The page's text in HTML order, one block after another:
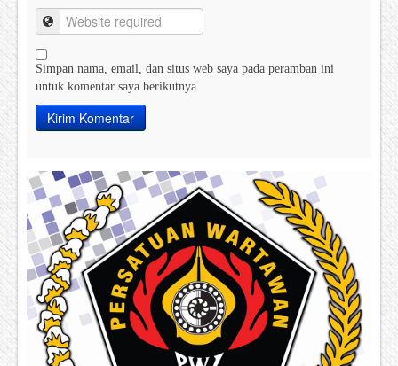
Simpan nama, email, dan situs web saya pada peramban ini
untuk komentar saya berikutnya.